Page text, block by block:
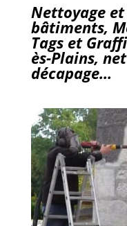
Nettoyage
bâtiments,
Tags et
ès-Plains,
décapage…